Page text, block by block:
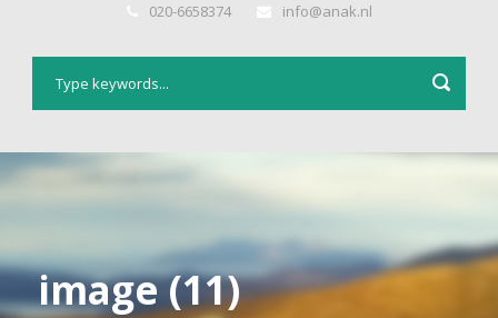
020-6658374 info@anak.nl
image (11)